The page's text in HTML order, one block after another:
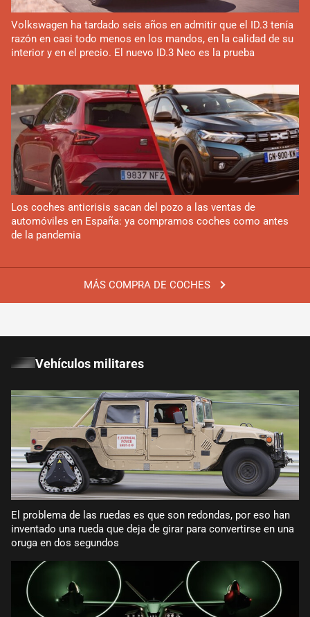
MÁS COMPRA DE COCHES
Volkswagen ha tardado seis años en admitir que el ID.3 tenía
razón en casi todo menos en los mandos, en la calidad de su
interior y en el precio. El nuevo ID.3 Neo es la prueba
Los coches anticrisis sacan del pozo a las ventas de
automóviles en España: ya compramos coches como antes
de la pandemia
Vehículos militares
El problema de las ruedas es que son redondas, por eso han
inventado una rueda que deja de girar para convertirse en una
oruga en dos segundos